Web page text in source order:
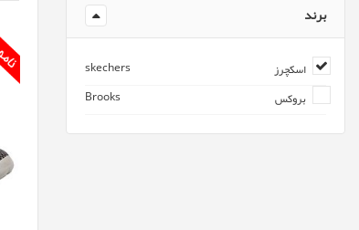
برند
اسکچرز
skechers
بروکس
Brooks